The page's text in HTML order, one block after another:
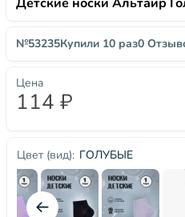
№53235Купили 10 раз0
Цвет (вид): ГОЛУБЫЕ
Цена
114 ₽